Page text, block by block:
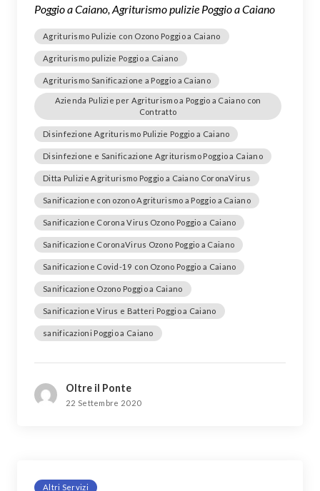
Poggio a Caiano, Agriturismo pulizie Poggio a Caiano
Agriturismo Pulizie con Ozono Poggio a Caiano
Agriturismo pulizie Poggio a Caiano
Agriturismo Sanificazione a Poggio a Caiano
Azienda Pulizie per Agriturismo a Poggio a Caiano con
Contratto
Disinfezione Agriturismo Pulizie Poggio a Caiano
Disinfezione e Sanificazione Agriturismo Poggio a Caiano
Ditta Pulizie Agriturismo Poggio a Caiano CoronaVirus
Sanificazione con ozono Agriturismo a Poggio a Caiano
Sanificazione Corona Virus Ozono Poggio a Caiano
Sanificazione CoronaVirus Ozono Poggio a Caiano
Sanificazione Covid-19 con Ozono Poggio a Caiano
Sanificazione Ozono Poggio a Caiano
Sanificazione Virus e Batteri Poggio a Caiano
sanificazioni Poggio a Caiano
Oltre il Ponte
22 Settembre 2020
Altri Servizi